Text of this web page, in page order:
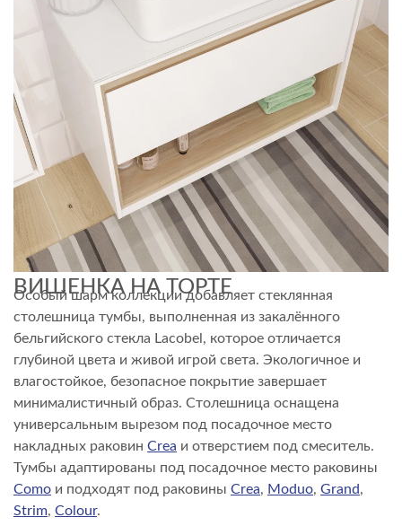
ВИШЕНКА НА ТОРТЕ
Особый шарм коллекции добавляет стеклянная
столешница тумбы, выполненная из закалённого
бельгийского стекла Lacobel, которое отличается
глубиной цвета и живой игрой света. Экологичное и
влагостойкое, безопасное покрытие завершает
минималистичный образ. Столешница оснащена
универсальным вырезом под посадочное место
накладных раковин Crea и отверстием под смеситель.
Тумбы адаптированы под посадочное место раковины
Como и подходят под раковины Crea, Moduo, Grand,
Strim, Colour.